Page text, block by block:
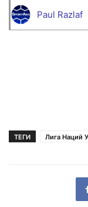
Paul Razlaf
ТЕГИ Лига Наций